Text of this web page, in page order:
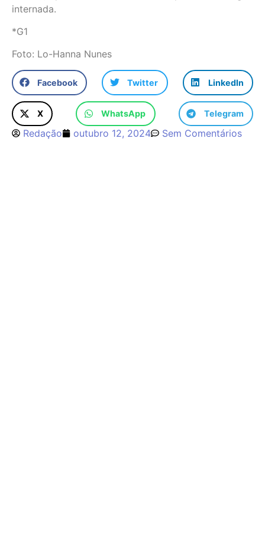
internada.
*G1
Foto: Lo-Hanna Nunes
Facebook Twitter LinkedIn
X WhatsApp Telegram
Redação outubro 12, 2024 Sem Comentários